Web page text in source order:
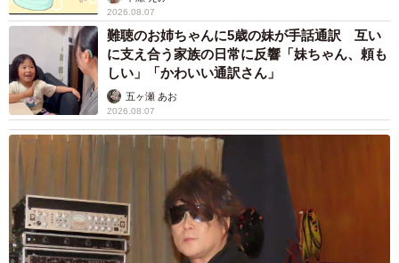
2026.08.07
難聴のお姉ちゃんに5歳の妹が手話通訳 互い
に支え合う家族の日常に反響「妹ちゃん、頼も
しい」「かわいい通訳さん」
五ヶ瀬 あお
2026.08.07